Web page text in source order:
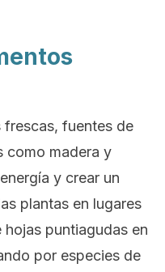
frescas, fuentes de
como madera y
y crear un
plantas en lugares
puntiagudas en
por especies de